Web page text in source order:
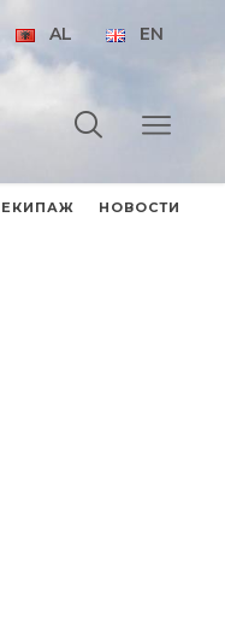
AL EN
НОВОСТИ